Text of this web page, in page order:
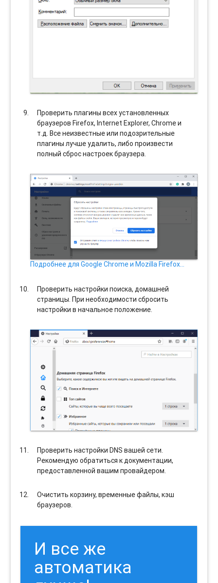
Проверить плагины всех установленных
браузеров Firefox, Internet Explorer, Chrome и
т.д. Все неизвестные или подозрительные
плагины лучше удалить, либо произвести
полный сброс настроек браузера.
Подробнее для Google Chrome и Mozilla Firefox…
Проверить настройки поиска, домашней
страницы. При необходимости сбросить
настройки в начальное положение.
Проверить настройки DNS вашей сети.
Рекомендую обратиться к документации,
предоставленной вашим провайдером.
Очистить корзину, временные файлы, кэш
браузеров.
И все же
автоматика